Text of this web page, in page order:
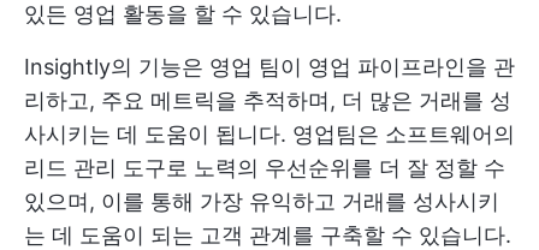
있든 영업 활동을 할 수 있습니다.
Insightly의 기능은 영업 팀이 영업 파이프라인을 관
리하고, 주요 메트릭을 추적하며, 더 많은 거래를 성
사시키는 데 도움이 됩니다. 영업팀은 소프트웨어의
리드 관리 도구로 노력의 우선순위를 더 잘 정할 수
있으며, 이를 통해 가장 유익하고 거래를 성사시키
는 데 도움이 되는 고객 관계를 구축할 수 있습니다.